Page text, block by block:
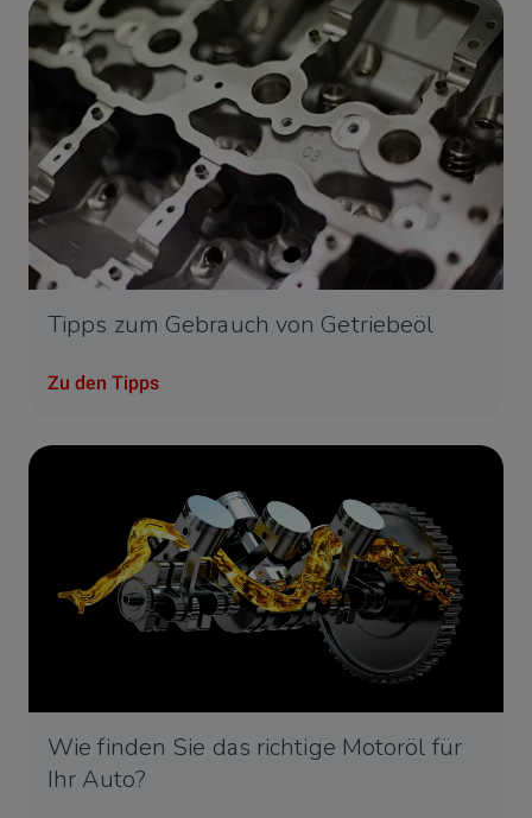
Tipps zum Gebrauch von Getriebeöl
Zu den Tipps
Wie finden Sie das richtige Motoröl für
Ihr Auto?